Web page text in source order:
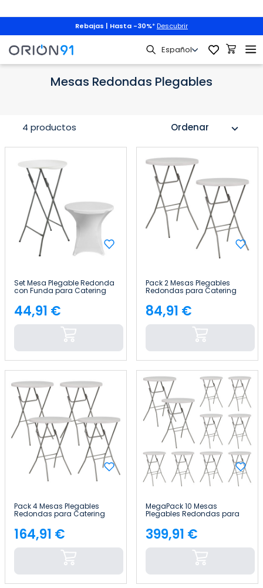
Rebajas | Hasta -30%* Descubrir
Mesas Mesas Plegables Mesas Redondas Plegables
Mesas Redondas Plegables
Ordenar expand_more
4 productos
Set Mesa Plegable Redonda
con Funda para Catering
61x105cm 7house
Precio
44,91 €
Pack 2 Mesas Plegables
Redondas para Catering
80x110cm 7house
Precio
84,91 €
Pack 4 Mesas Plegables
Redondas para Catering
80x110cm 7house
Precio
164,91 €
MegaPack 10 Mesas
Plegables Redondas para
Catering 80x110cm 7house
Precio
399,91 €